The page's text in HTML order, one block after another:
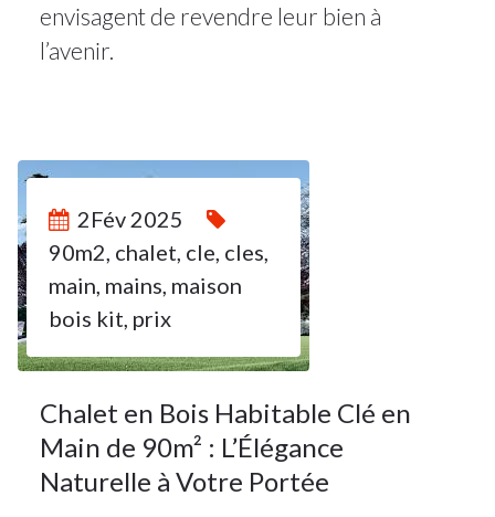
envisagent de revendre leur bien à
l’avenir.
2
FÉV 2025
2Fév 2025
90m2 chalet cle cles
main mains maison
bois kit prix
Chalet en Bois Habitable Clé en
Main de 90m² : L’Élégance
Naturelle à Votre Portée